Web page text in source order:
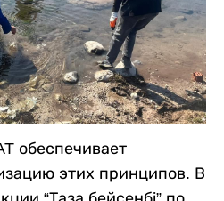
обеспечивает
этих принципов. В